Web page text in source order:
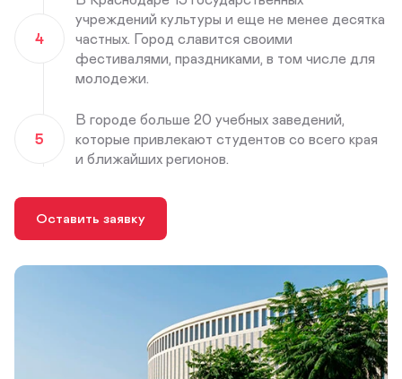
4
учреждений культуры и еще не менее десятка
частных. Город славится своими
фестивалями, праздниками, в том числе для
молодежи.
5
В городе больше 20 учебных заведений,
которые привлекают студентов со всего края
и ближайших регионов.
Оставить заявку